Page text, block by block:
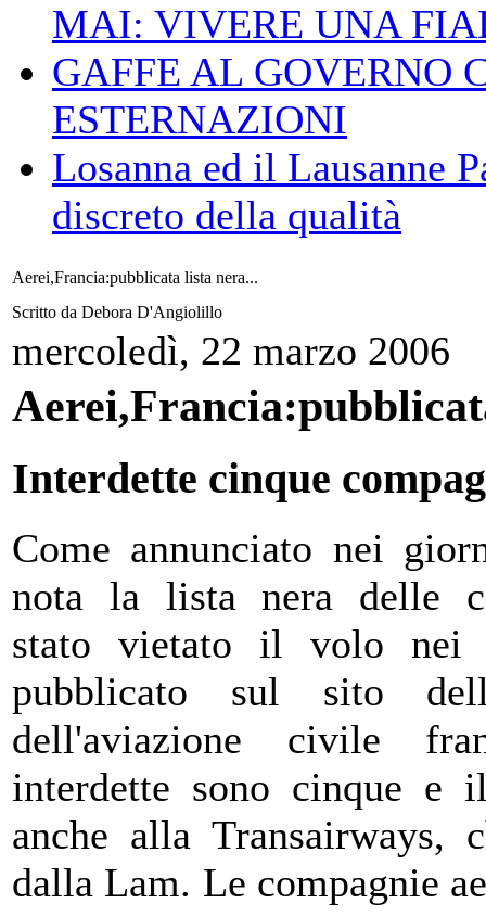
MAI: VIVERE UNA
GAFFE AL GOVERNO
ESTERNAZIONI
Losanna ed il Lausanne
discreto della qualità
Aerei,Francia:pubblicata lista nera...
Scritto da Debora D'Angiolillo
mercoledì, 22 marzo 2006
Interdette cinque
Come annunciato nei
nota la lista nera delle
stato vietato il volo nei
pubblicato sul sito
dell'aviazione civile
interdette sono cinque e
anche alla Transairways,
dalla Lam. Le compagnie